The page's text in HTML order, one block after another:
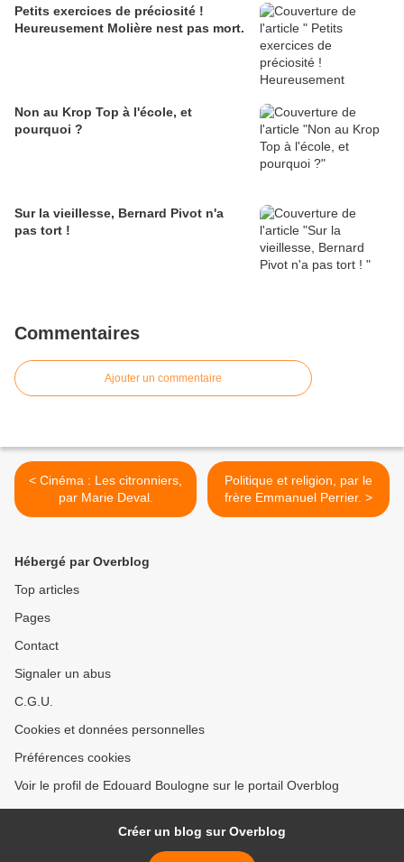
Petits exercices de préciosité !
Heureusement Molière nest pas mort.
Non au Krop Top à l'école, et
pourquoi ?
Sur la vieillesse, Bernard Pivot n'a
pas tort !
Commentaires
Ajouter un commentaire
< Cinéma : Les citronniers,
par Marie Deval.
Politique et religion, par le
frère Emmanuel Perrier. >
Hébergé par Overblog
Top articles
Pages
Contact
Signaler un abus
C.G.U.
Cookies et données personnelles
Préférences cookies
Voir le profil de Edouard Boulogne sur le portail Overblog
Créer un blog sur Overblog